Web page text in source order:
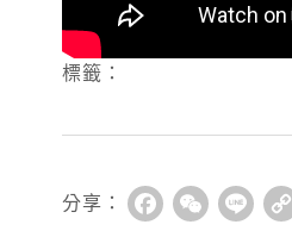
標籤：
分享： FacebookWeChat
Line